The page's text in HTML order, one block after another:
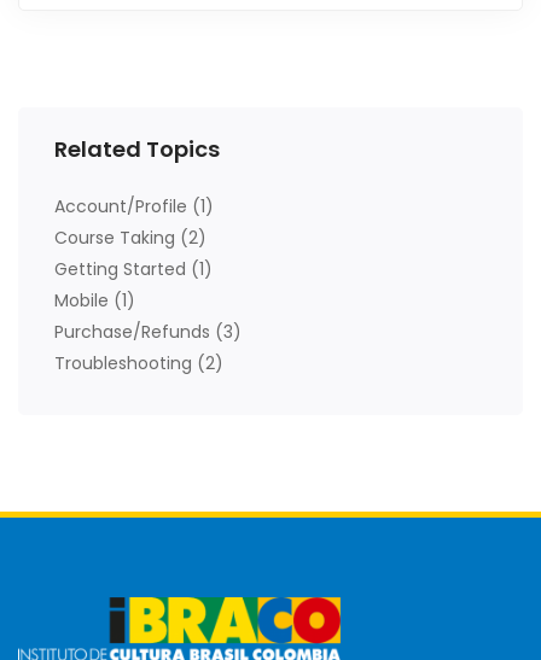
Related Topics
Account/Profile (1)
Course Taking (2)
Getting Started (1)
Mobile (1)
Purchase/Refunds (3)
Troubleshooting (2)